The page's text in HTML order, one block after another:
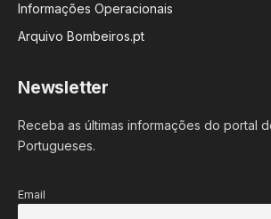
Informações Operacionais
Arquivo Bombeiros.pt
Newsletter
Receba as últimas informações do portal
Portugueses.
Email